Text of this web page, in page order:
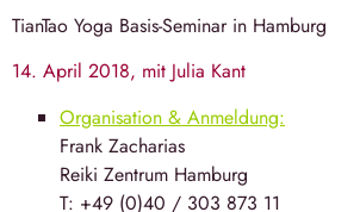
TianTao Yoga Basis-Seminar in Hamburg
14. April 2018, mit Julia Kant
Organisation & Anmeldung:
Frank Zacharias
Reiki Zentrum Hamburg
T: +49 (0)40 / 303 873 11